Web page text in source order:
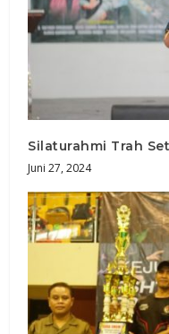
Silaturahmi Trah
Juni 27, 2024